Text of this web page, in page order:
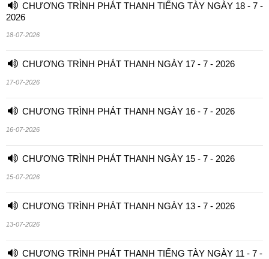
CHƯƠNG TRÌNH PHÁT THANH TIẾNG TÀY NGÀY 18 - 7 -
2026
18-07-2026
CHƯƠNG TRÌNH PHÁT THANH NGÀY 17 - 7 - 2026
17-07-2026
CHƯƠNG TRÌNH PHÁT THANH NGÀY 16 - 7 - 2026
16-07-2026
CHƯƠNG TRÌNH PHÁT THANH NGÀY 15 - 7 - 2026
15-07-2026
CHƯƠNG TRÌNH PHÁT THANH NGÀY 13 - 7 - 2026
13-07-2026
CHƯƠNG TRÌNH PHÁT THANH TIẾNG TÀY NGÀY 11 - 7 -